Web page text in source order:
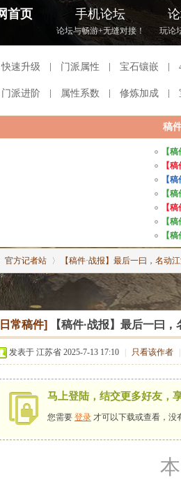
首页 手机论坛
论坛与畅游+无缝对接！ 玩论
快速升级 门派属性 宝石镶嵌
门派进阶 属性系数 修炼加成
稿
【
【
【
【
【
【
【
官方记者站
›
【稿件·战报】最后一曰，名动
常稿件] 【稿件·战报】最后一曰
发表于 江苏省 2025-7-13 17:10 只看该作者
马上登陆，结交更多好友，
您需要 登录 才可以下载或查看，没